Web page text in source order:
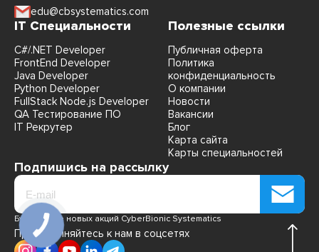
edu@cbsystematics.com
IT Специальности
C#/.NET Developer
FrontEnd Developer
Java Developer
Python Developer
FullStack Node.js Developer
QA Тестирование ПО
IT Рекрутер
Полезные ссылки
Публичная оферта
Политика
конфиденциальность
О компании
Новости
Вакансии
Блог
Карта сайта
Карты специальностей
Подпишись на рассылку
Будь в курсе новых акций CyberBionic Systematics
Присоединяйтесь к нам в соцсетях